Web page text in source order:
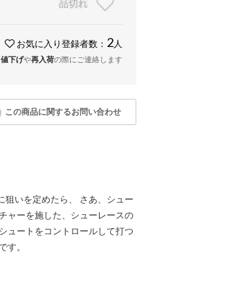
品切れ
お気に入り登録者数： 2 人
値下げや再入荷の際にご連絡します
この商品に関するお問い合わせ
狙いを定めたら、 さあ、シュー
ャーを施した、シューレースの
ュートをコントロールして打つ
。